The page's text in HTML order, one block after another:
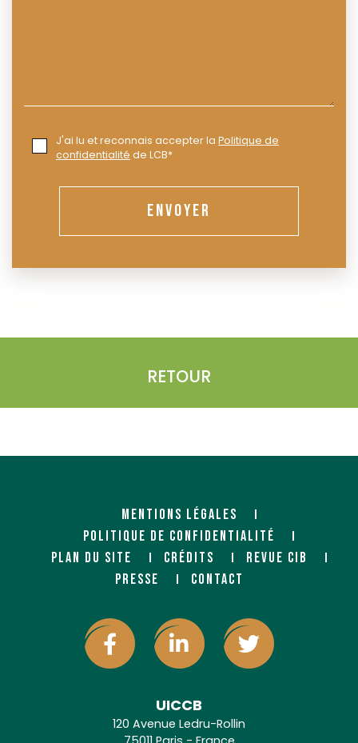
J'ai lu et reconnais accepter la Politique de
confidentialité de LCB*
ENVOYER
RETOUR
MENTIONS LÉGALES
POLITIQUE DE CONFIDENTIALITÉ
PLAN DU SITE
CRÉDITS
REVUE CIB
PRESSE
CONTACT
UICCB
120 Avenue Ledru-Rollin